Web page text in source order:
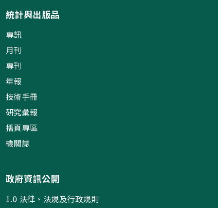
統計與出版品
專訊
月刊
專刊
年報
技術手冊
研究彙報
摺頁專區
機關誌
政府資訊公開
1.0 法律、法規及行政規則